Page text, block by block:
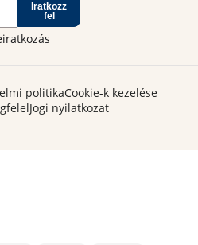
Iratkozz
fel
politikaCookie-k kezelése
Jogi nyilatkozat